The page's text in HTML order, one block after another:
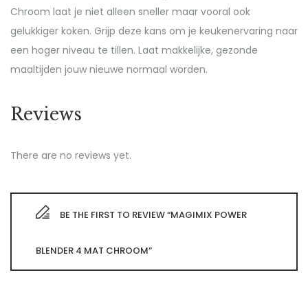
Chroom laat je niet alleen sneller maar vooral ook
gelukkiger koken. Grijp deze kans om je keukenervaring naar
een hoger niveau te tillen. Laat makkelijke, gezonde
maaltijden jouw nieuwe normaal worden.
Reviews
There are no reviews yet.
BE THE FIRST TO REVIEW “MAGIMIX POWER
BLENDER 4 MAT CHROOM”